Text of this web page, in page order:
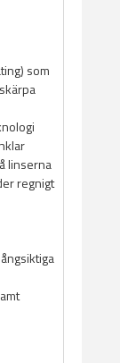
som
linserna
regnigt